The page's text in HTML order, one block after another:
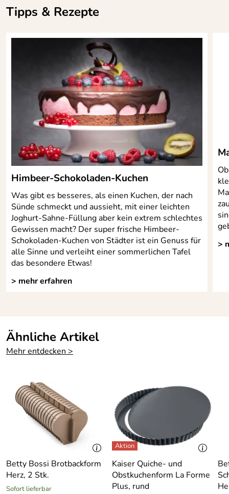
Tipps & Rezepte
Himbeer-Schokoladen-Kuchen
Was gibt es besseres, als einen Kuchen, der nach
Sünde schmeckt und aussieht, mit einer leichten
Joghurt-Sahne-Füllung aber kein extrem schlechtes
Gewissen macht? Der super frische Himbeer-
Schokoladen-Kuchen von Städter ist ein Genuss für
alle Sinne und verleiht einer sommerlichen Tafel
das besondere Etwas!
> mehr erfahren
>
Ähnliche Artikel
Mehr entdecken >
Betty Bossi Brotbackform
Herz, 2 Stk.
Sofort lieferbar
Kaiser Quiche- und
Obstkuchenform La Forme
Plus, rund